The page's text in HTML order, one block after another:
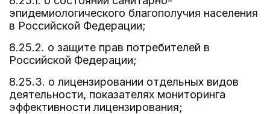
эпидемиологического благополучия населения
в Российской Федерации;
8.25.2. о защите прав потребителей в
Российской Федерации;
8.25.3. о лицензировании отдельных видов
деятельности, показателях мониторинга
эффективности лицензирования;